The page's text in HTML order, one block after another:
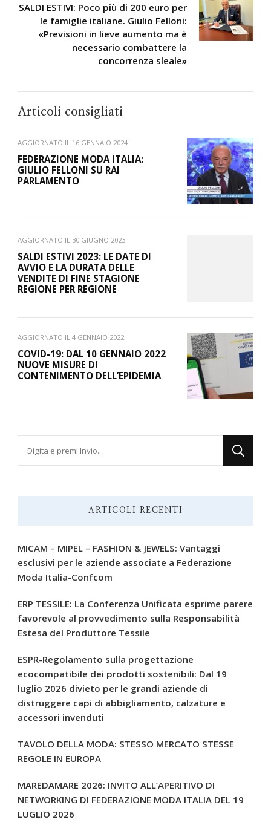
SALDI ESTIVI: Poco più di 200 euro per
le famiglie italiane. Giulio Felloni:
«Previsioni in lieve aumento ma è
necessario combattere la
concorrenza sleale»
Articoli consigliati
AGGIORNATO IL 16 GENNAIO 2024
FEDERAZIONE MODA ITALIA:
GIULIO FELLONI SU RAI
PARLAMENTO
AGGIORNATO IL 30 GIUGNO 2023
SALDI ESTIVI 2023: LE DATE DI
AVVIO E LA DURATA DELLE
VENDITE DI FINE STAGIONE
REGIONE PER REGIONE
AGGIORNATO IL 4 GENNAIO 2022
COVID-19: DAL 10 GENNAIO 2022
NUOVE MISURE DI
CONTENIMENTO DELL’EPIDEMIA
ARTICOLI RECENTI
MICAM – MIPEL – FASHION & JEWELS: Vantaggi
esclusivi per le aziende associate a Federazione
Moda Italia-Confcom
ERP TESSILE: La Conferenza Unificata esprime parere
favorevole al provvedimento sulla Responsabilità
Estesa del Produttore Tessile
ESPR-Regolamento sulla progettazione
ecocompatibile dei prodotti sostenibili: Dal 19
luglio 2026 divieto per le grandi aziende di
distruggere capi di abbigliamento, calzature e
accessori invenduti
TAVOLO DELLA MODA: STESSO MERCATO STESSE
REGOLE IN EUROPA
MAREDAMARE 2026: INVITO ALL’APERITIVO DI
NETWORKING DI FEDERAZIONE MODA ITALIA DEL 19
LUGLIO 2026